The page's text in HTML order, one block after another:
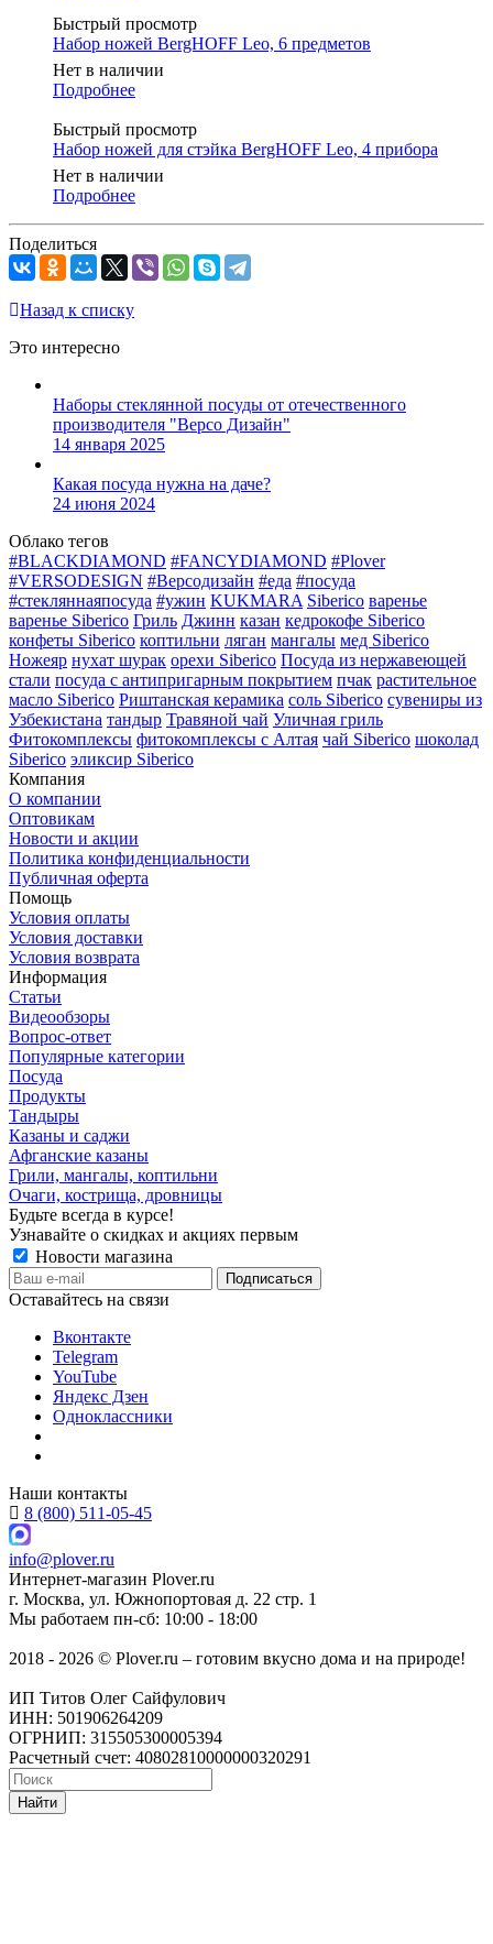
Быстрый просмотр
Набор ножей BergHOFF Leo, 6 предметов
Нет в наличии
Подробнее
Быстрый просмотр
Набор ножей для стэйка BergHOFF Leo, 4 прибора
Нет в наличии
Подробнее
Поделиться
Назад к списку
Это интересно
Наборы стеклянной посуды от отечественного
производителя "Версо Дизайн"
14 января 2025
Какая посуда нужна на даче?
24 июня 2024
Облако тегов
#BLACKDIAMOND #FANCYDIAMOND #Plover
#VERSODESIGN #Версодизайн #еда #посуда
#стекляннаяпосуда #ужин KUKMARA Siberico варенье
варенье Siberico Гриль Джинн казан кедрокофе Siberico
конфеты Siberico коптильни ляган мангалы мед Siberico
Ножеяр нухат шурак орехи Siberico Посуда из нержавеющей
стали посуда с антипригарным покрытием пчак растительное
масло Siberico Риштанская керамика соль Siberico сувениры из
Узбекистана тандыр Травяной чай Уличная гриль
Фитокомплексы фитокомплексы с Алтая чай Siberico шоколад
Siberico эликсир Siberico
Компания
О компании
Оптовикам
Новости и акции
Политика конфиденциальности
Публичная оферта
Помощь
Условия оплаты
Условия доставки
Условия возврата
Информация
Статьи
Видеообзоры
Вопрос-ответ
Популярные категории
Посуда
Продукты
Тандыры
Казаны и саджи
Афганские казаны
Грили, мангалы, коптильни
Очаги, кострища, дровницы
Будьте всегда в курсе!
Узнавайте о скидках и акциях первым
Новости магазина
Оставайтесь на связи
Вконтакте
Telegram
YouTube
Яндекс Дзен
Одноклассники
Наши контакты
8 (800) 511-05-45
info@plover.ru
Интернет-магазин Plover.ru
г. Москва, ул. Южнопортовая д. 22 стр. 1
Мы работаем пн-сб: 10:00 - 18:00
2018 - 2026 © Plover.ru – готовим вкусно дома и на природе!
ИП Титов Олег Сайфулович
ИНН: 501906264209
ОГРНИП: 315505300005394
Расчетный счет: 40802810000000320291
Найти